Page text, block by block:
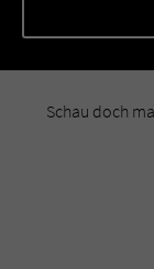
Schau doch